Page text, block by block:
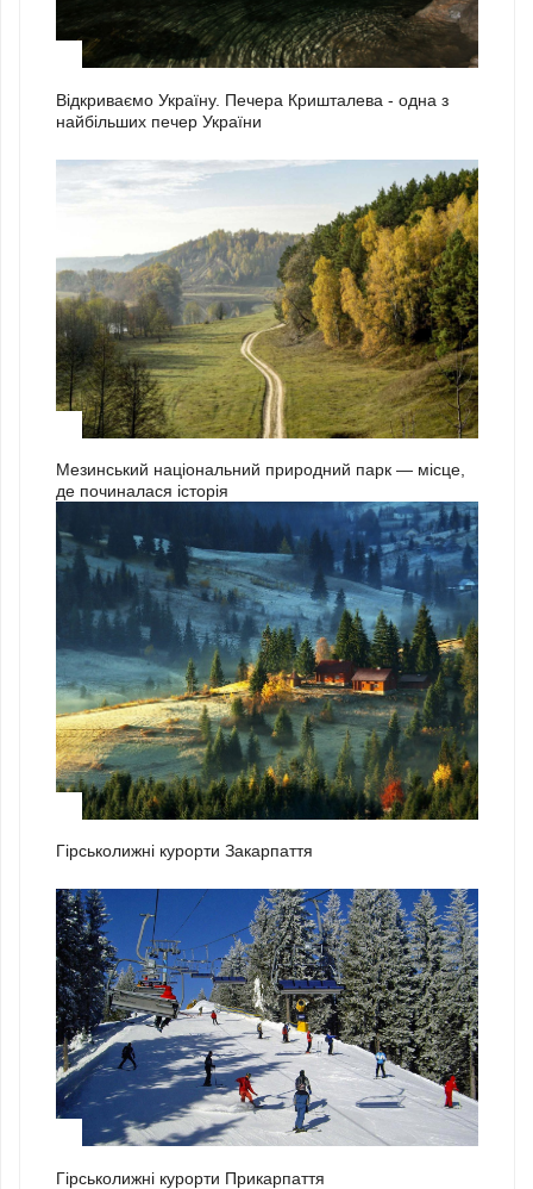
Відкриваємо Україну. Печера Кришталева - одна з
найбільших печер України
Мезинський національний природний парк — місце,
де починалася історія
Гірськолижні курорти Закарпаття
Гірськолижні курорти Прикарпаття